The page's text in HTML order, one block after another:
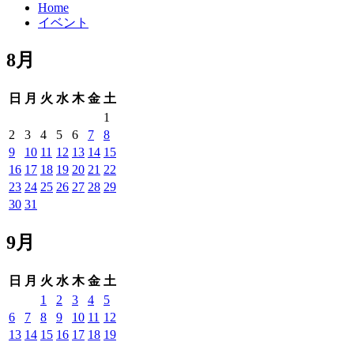
Home
イベント
8月
日 月 火 水 木 金 土
1
2
3 4 5 6 7
8
9
10 11 12 13 14 15
16 17 18 19 20 21 22
23 24 25 26 27 28 29
30 31
9月
日 月 火 水 木 金 土
1
2 3 4
5
6
7 8 9 10 11 12
13 14 15 16 17 18 19